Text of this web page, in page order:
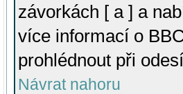
závorkách [ a ] a
více informací o
prohlédnout při
Návrat nahoru